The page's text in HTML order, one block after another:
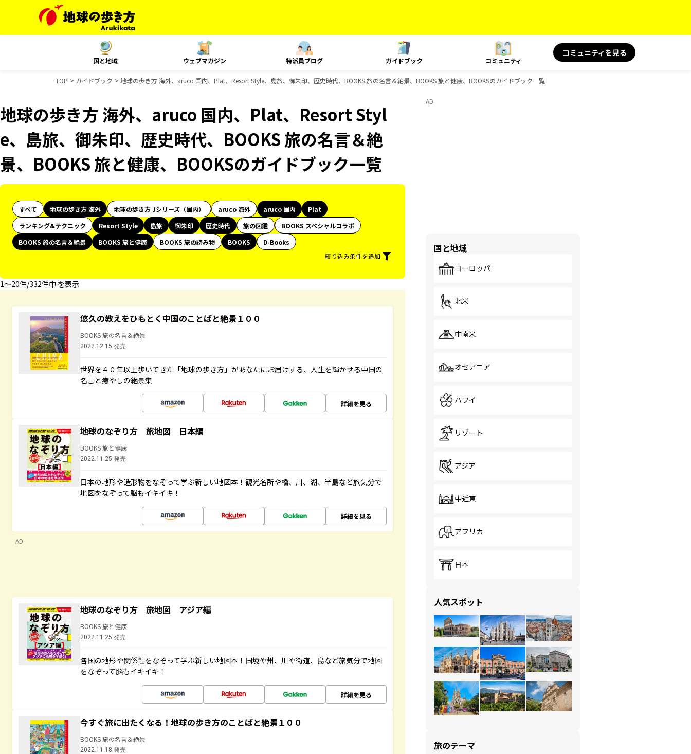
国と地域 ウェブマガジン 特派員ブログ ガイドブック コミュニティ
コミュニティを見る
TOP ガイドブック 地球の歩き方 海外、aruco 国内、Plat、Resort Style、島旅、御朱印、歴史時代、BOOKS 旅の名言＆絶景、BOOKS 旅と健康、BOOKSのガイドブック一覧
地球の歩き方 海外、aruco 国内、Plat、Resort Styl
e、島旅、御朱印、歴史時代、BOOKS 旅の名言＆絶
景、BOOKS 旅と健康、BOOKSのガイドブック一覧
すべて 地球の歩き方 海外 地球の歩き方 Jシリーズ（国内） aruco 海外 aruco 国内
Plat
ランキング&テクニック
Resort Style 島旅 御朱印 歴史時代 旅の図鑑
BOOKS スペシャルコラボ
BOOKS 旅の名言＆絶景
BOOKS 旅と健康 BOOKS 旅の読み物 BOOKS
D-Books
絞り込み条件を追加
1〜20件/332件中 を表示
悠久の教えをひもとく中国のことばと絶景１００
BOOKS 旅の名言＆絶景
2022.12.15 発売
世界を４０年以上歩いてきた「地球の歩き方」があなたにお届けする、人生を輝かせる中国の
名言と癒やしの絶景集
詳細を見る
地球のなぞり方 旅地図 日本編
BOOKS 旅と健康
2022.11.25 発売
日本の地形や造形物をなぞって学ぶ新しい地図本！観光名所や橋、川、湖、半島など旅気分で
地図をなぞって脳もイキイキ！
詳細を見る
AD
地球のなぞり方 旅地図 アジア編
BOOKS 旅と健康
2022.11.25 発売
各国の地形や関係性をなぞって学ぶ新しい地図本！国境や州、川や街道、島など旅気分で地図
をなぞって脳もイキイキ！
詳細を見る
今すぐ旅に出たくなる！地球の歩き方のことばと絶景１００
BOOKS 旅の名言＆絶景
2022.11.18 発売
AD
国と地域
ヨーロッパ
北米
中南米
オセアニア
ハワイ
リゾート
アジア
中近東
アフリカ
日本
人気スポット
旅のテーマ